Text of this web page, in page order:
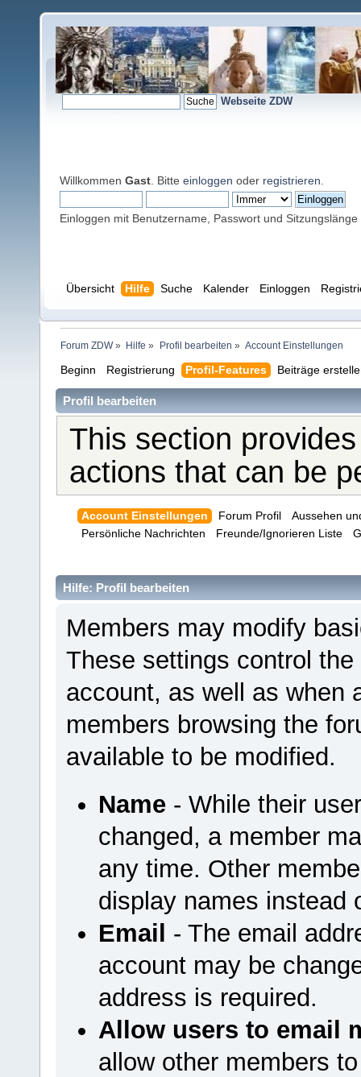
Webseite ZDW
Willkommen Gast . Bitte einloggen oder registrieren
Einloggen mit Benutzername, Passwort und Sitzungslänge
Übersicht Hilfe Suche Kalender Einloggen
Forum ZDW» Hilfe » Profil bearbeiten » Account Einstellungen
Beginn Registrierung Profil-Features Beiträge
Profil bearbeiten
This section
actions that can be
Account Einstellungen Forum Profil
Aussehen
Persönliche Nachrichten
Freunde/Ignorieren Liste
Hilfe: Profil bearbeiten
Members may modify
These settings control
account, as well as when
members browsing the
available to be modified.
Name- While their
changed, a member
any time. Other
display names instead
Email - The email
account may be
address is required.
Allow users to email
allow other members